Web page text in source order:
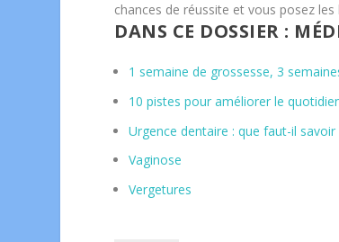
chances de réussite et vous posez les
DANS CE DOSSIER :
1 semaine de grossesse, 3
10 pistes pour améliorer le
Urgence dentaire : que faut-il savoir
Vaginose
Vergetures